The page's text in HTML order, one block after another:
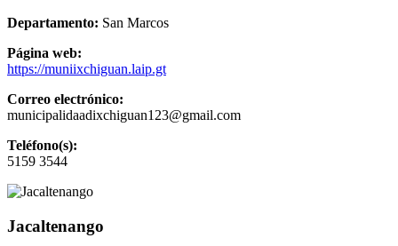
Departamento: San Marcos
Página web:
https://muniixchiguan.laip.gt
Correo electrónico:
municipalidaadixchiguan123@gmail.com
Teléfono(s):
5159 3544
Jacaltenango